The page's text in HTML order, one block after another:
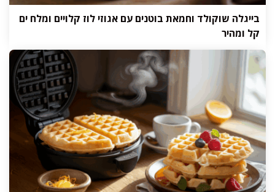
בייגלה שוקולד וחמאת בוטנים עם אגוזי לוז קלויים ומלח ים
קל ומהיר